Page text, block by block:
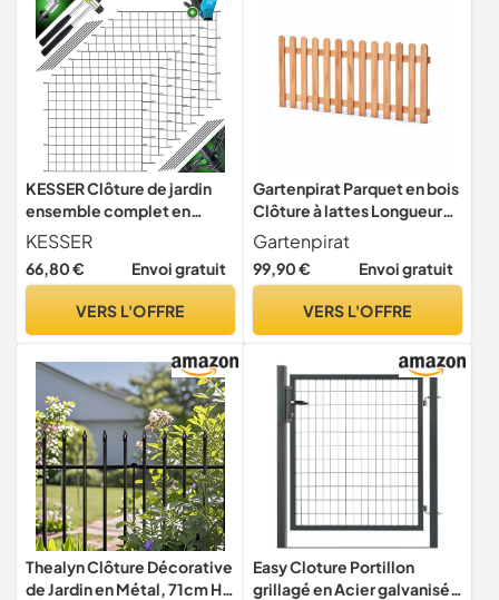
KESSER Clôture de jardin
ensemble complet en
métal 10 pièces avec gants,
2 marteaux + 12 barres de
fixation, clôture de jardin,
compagnie
KESSER
66,80 € Envoi gratuit
VERS L'OFFRE
Gartenpirat Parquet en bois
Clôture à lattes Longueur
180 cm Hauteur 120 cm –
Mélèze naturel Lattes de
clôture type A – Clôture de
Gartenpirat
99,90 € Envoi gratuit
VERS L'OFFRE
Thealyn Clôture Décorative
de Jardin en Métal, 71cm H *
Easy Cloture Portillon
grillagé en Acier galvanisé